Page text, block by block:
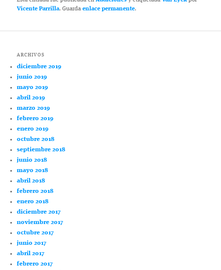
Vicente Parrilla. Guardaenlace permanente.
ARCHIVOS
diciembre 2019
junio 2019
mayo 2019
abril 2019
marzo 2019
febrero 2019
enero 2019
octubre 2018
septiembre 2018
junio 2018
mayo 2018
abril 2018
febrero 2018
enero 2018
diciembre 2017
noviembre 2017
octubre 2017
junio 2017
abril 2017
febrero 2017